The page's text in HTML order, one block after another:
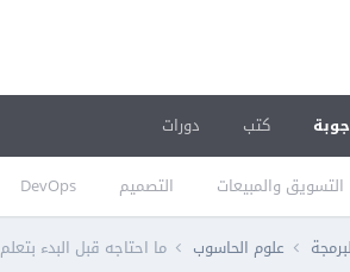
التسويق والمبيعات التصميم DevOps
كتب دورات
علوم الحاسوب ما احتاجه قبل البدء